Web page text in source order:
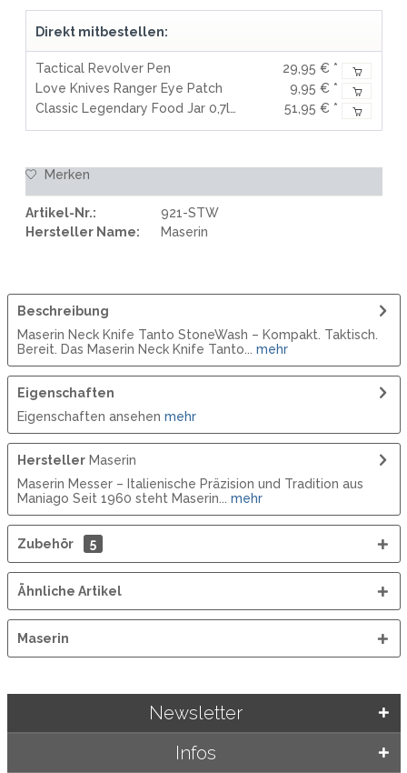
Direkt mitbestellen:
Tactical Revolver Pen
29,95 € *
Love Knives Ranger Eye Patch
9,95 € *
Classic Legendary Food Jar 0,7l Matte Black
51,95 € *
Merken
Artikel-Nr.:
921-STW
Hersteller Name:
Maserin
Beschreibung
Maserin Neck Knife Tanto StoneWash – Kompakt. Taktisch.
Bereit. Das Maserin Neck Knife Tanto...
mehr
Eigenschaften
Eigenschaften ansehen mehr
HerstellerMaserin
Maserin Messer – Italienische Präzision und Tradition aus
Maniago Seit 1960 steht Maserin...
mehr
Zubehör 5
Ähnliche Artikel
Maserin
Infos
Newsletter